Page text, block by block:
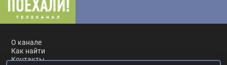
О канале
Как найти
Контакты